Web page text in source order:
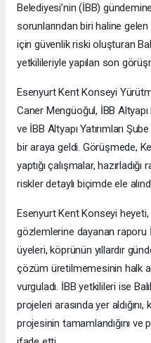
Belediyesi’nin (İBB)
sorunlarından biri haline
için güvenlik riski oluşturan
yetkilileriyle yapılan son
Esenyurt Kent Konseyi
Caner Mengüoğul, İBB
ve İBB Altyapı Yatırımları
bir araya geldi. Görüşmede,
yaptığı çalışmalar,
riskler detaylı biçimde ele
Esenyurt Kent Konseyi heyeti,
gözlemlerine dayanan raporu
üyeleri, köprünün yıllardır
çözüm üretilmemesinin halk
vurguladı. İBB yetkilileri ise
projeleri arasında yer
projesinin tamamlandığını ve